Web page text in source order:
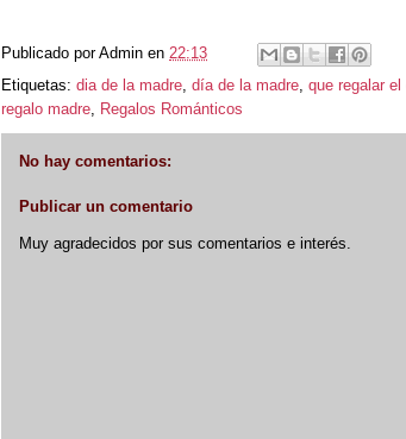
Publicado porAdmin en 22:13
Etiquetas: dia de la madre, día de la madre, que regalar
regalo madre, Regalos Románticos
No hay comentarios:
Publicar un comentario
Muy agradecidos por sus comentarios e interés.